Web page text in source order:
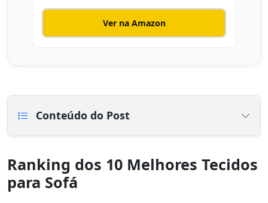
Ver na Amazon
Conteúdo do Post
Ranking dos 10 Melhores Tecidos
para Sofá